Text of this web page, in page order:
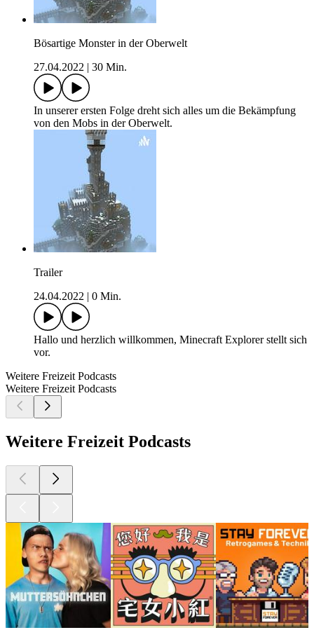
Bösartige Monster in der Oberwelt
27.04.2022
30 Min.
In unserer ersten Folge dreht sich alles um die Bekämpfung
von den Mobs in der Oberwelt.
Trailer
24.04.2022
0 Min.
Hallo und herzlich willkommen, Minecraft Explorer stellt sich
vor.
Weitere Freizeit Podcasts
Weitere Freizeit Podcasts
Weitere Freizeit Podcasts